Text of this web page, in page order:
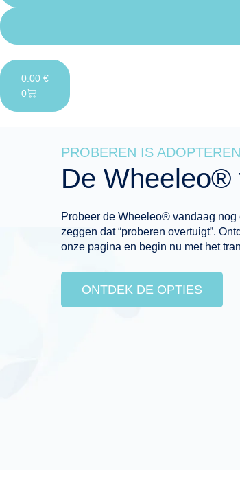
0.00 €
0
PROBEREN IS ADOPTEREN
De Wheeleo®
Probeer de Wheeleo® vandaag
zeggen dat “proberen overtuigt”.
onze pagina en begin nu met het
ONTDEK DE OPTIES